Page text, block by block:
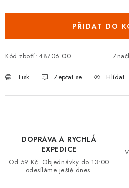
VRÁCENÍ ZBOŽÍ A REKLAMACE
MOJE OBJEDNÁVKA
ZNAČKY
Podmínky ochrany osobních údajů
PŘIDAT DO
Kód zboží: 48706.00
Tisk Zeptat se Hlídat
DOPRAVA A RYCHLÁ
EXPEDICE
Od 59 Kč. Objednávky do 13:00
odesíláme ještě dnes.